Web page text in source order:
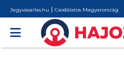
Jegyvasarlas.hu Csodálatos Magyarország